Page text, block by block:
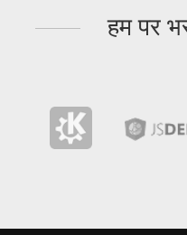
हम पर